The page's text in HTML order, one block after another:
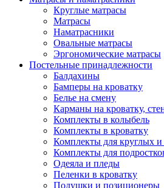
Круглые матрасы
Матрасы
Наматрасники
Овальные матрасы
Эргономические матрасы
Постельные принадлежности
Балдахины
Бамперы на кроватку
Белье на смену
Карманы на кроватку,
Комплекты в колыбель
Комплекты в кроватку
Комплекты для круглых и
Комплекты для
Одеяла и пледы
Пеленки в кроватку
Подушки и позиционеры